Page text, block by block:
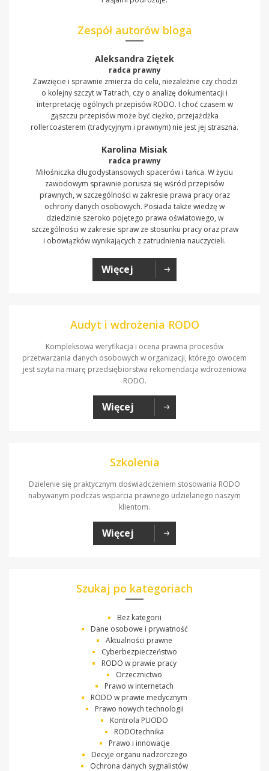
Zespół autorów bloga
Aleksandra Ziętek
radca prawny
Zawzięcie i sprawnie zmierza do celu, niezależnie czy chodzi
o kolejny szczyt w Tatrach, czy o analizę dokumentacji i
interpretację ogólnych przepisów RODO. I choć czasem w
gąszczu przepisów może być ciężko, przejażdżka
rollercoasterem (tradycyjnym i prawnym) nie jest jej straszna.
Karolina Misiak
radca prawny
Miłośniczka długodystansowych spacerów i tańca. W życiu
zawodowym sprawnie porusza się wśród przepisów
prawnych, w szczególności w zakresie prawa pracy oraz
ochrony danych osobowych. Posiada także wiedzę w
dziedzinie szeroko pojętego prawa oświatowego, w
szczególności w zakresie spraw ze stosunku pracy oraz praw
i obowiązków wynikających z zatrudnienia nauczycieli.
Więcej
Audyt i wdrożenia RODO
Kompleksowa weryfikacja i ocena prawna procesów
przetwarzania danych osobowych w organizacji, którego owocem
jest szyta na miarę przedsiębiorstwa rekomendacja wdrożeniowa
RODO.
Więcej
Szkolenia
Dzielenie się praktycznym doświadczeniem stosowania RODO
nabywanym podczas wsparcia prawnego udzielanego naszym
klientom.
Więcej
Szukaj po kategoriach
Bez kategorii
Dane osobowe i prywatność
Aktualności prawne
Cyberbezpieczeństwo
RODO w prawie pracy
Orzecznictwo
Prawo w internetach
RODO w prawie medycznym
Prawo nowych technologii
Kontrola PUODO
RODOtechnika
Prawo i innowacje
Decyje organu nadzorczego
Ochrona danych sygnalistów